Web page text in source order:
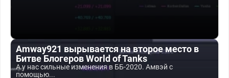
Amway921 вырывается на второе место в
Битве Блогеров World of Tanks
А у нас сильные изменения в ББ-2020. Амвэй с
помощью...